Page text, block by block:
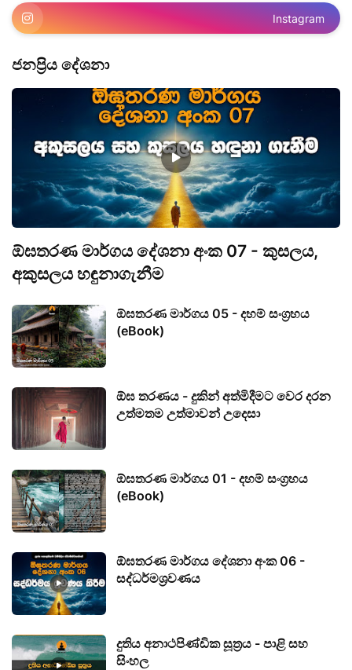
Instagram
ජනප්‍රිය ‌දේශනා
ඕඝතරණ මාර්ගය දේශනා අංක 07 - කුසලය,
අකුසලය හඳුනාගැනීම
ඕඝතරණ මාර්ගය 05 - දහම් සංග්‍රහය
(eBook)
ඕඝ තරණය - දුකින් අත්මිදීමට වෙර දරන
උත්මතම උත්මාවන් උදෙසා
ඕඝතරණ මාර්ගය 01 - දහම් සංග්‍රහය
(eBook)
ඕඝතරණ මාර්ගය දේශනා අංක 06 -
සද්ධර්මශ්‍රවණය
දුතිය අනාථපිණ්ඩික සූත්‍රය - පාළි සහ
සිංහල